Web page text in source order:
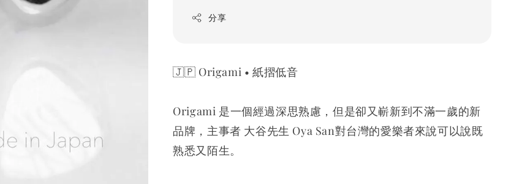
分享
🇯🇵 Origami • 紙摺低音
Origami 是一個經過深思熟慮，但是卻又嶄新到不滿一歲的新
品牌，主事者 大谷先生 Oya San對台灣的愛樂者來說可以說既
熟悉又陌生。